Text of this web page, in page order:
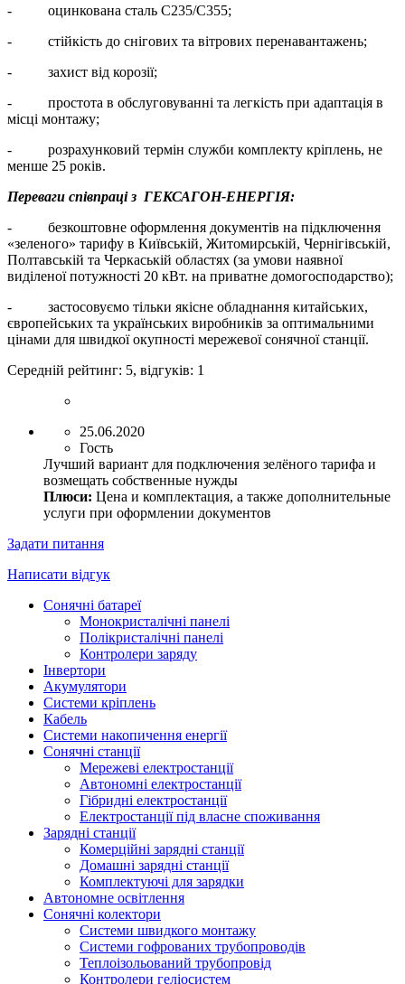
- оцинкована сталь С235/С355;
- стійкість до снігових та вітрових перенавантажень;
- захист від корозії;
- простота в обслуговуванні та легкість при адаптація в
місці монтажу;
- розрахунковий термін служби комплекту кріплень, не
менше 25 років.
Переваги співпраці з ГЕКСАГОН-ЕНЕРГІЯ:
- безкоштовне оформлення документів на підключення
«зеленого» тарифу в Київській, Житомирській, Чернігівській,
Полтавській та Черкаській областях (за умови наявної
виділеної потужності 20 кВт. на приватне домогосподарство);
- застосовуємо тільки якісне обладнання китайських,
європейських та українських виробників за оптимальними
цінами для швидкої окупності мережевої сонячної станції.
Середній рейтинг: 5, відгуків: 1
25.06.2020
Гость
Лучший вариант для подключения зелёного тарифа и
возмещать собственные нужды
Плюси: Цена и комплектация, а также дополнительные
услуги при оформлении документов
Задати питання
Написати відгук
Сонячні батареї
Монокристалічні панелі
Полікристалічні панелі
Контролери заряду
Інвертори
Акумулятори
Системи кріплень
Кабель
Системи накопичення енергії
Сонячні станції
Мережеві електростанції
Автономні електростанції
Гібридні електростанції
Електростанції під власне споживання
Зарядні станції
Комерційні зарядні станції
Домашні зарядні станції
Комплектуючі для зарядки
Автономне освітлення
Сонячні колектори
Системи швидкого монтажу
Системи гофрованих трубопроводів
Теплоізольований трубопровід
Контролери геліосистем